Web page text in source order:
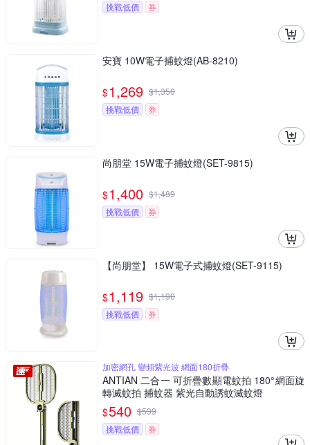
挑戰低價
券
安寶 10W電子捕蚊燈(AB-8210)
$1,269 $1,350
挑戰低價
券
尚朋堂 15W電子捕蚊燈(SET-9815)
$1,400 $1,489
挑戰低價
券
【尚朋堂】 15W電子式捕蚊燈(SET-9115)
$1,119 $1,190
挑戰低價
券
加密網孔 變頻紫光波 網面180折疊
ANTIAN 二合一 可折疊數顯電蚊拍 180°網面旋
轉滅蚊拍 捕蚊器 紫光自動誘蚊滅蚊燈
$540 $599
挑戰低價
券